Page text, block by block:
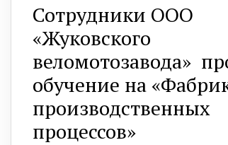
Сотрудники ООО
«Жуковского
веломотозавода»
обучение на
производственных
процессов»